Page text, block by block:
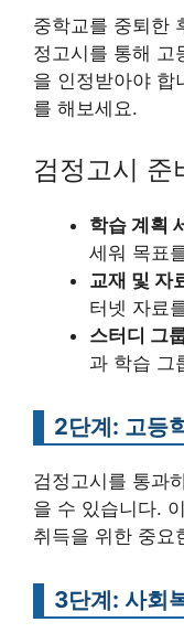
중학교를 중퇴한
정고시를 통해 고
을 인정받아야 합
를 해보세요.
검정고시 준
학습 계획
세워 목표
교재 및 자
터넷 자료
스터디 그
과 학습 그
2단계: 고등
검정고시를 통과
을 수 있습니다.
취득을 위한 중요
3단계: 사회